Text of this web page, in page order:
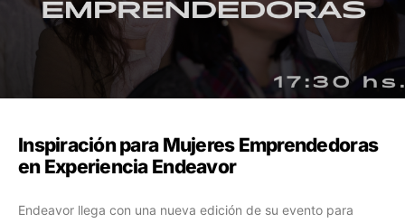
Inspiración para Mujeres Emprendedoras
en Experiencia Endeavor
Endeavor llega con una nueva edición de su evento para